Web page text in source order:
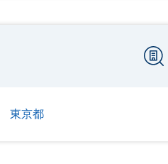
東京都